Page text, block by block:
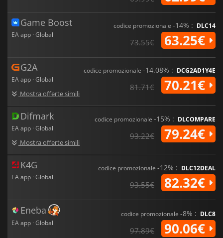
Game Boost
EA app · Global
codice promozionale -14% : DLC14
73.55€ 63.25€
G2A
EA app · Global
Mostra offerte simili
codice promozionale -14.08% : DCG2AD1Y4E
81.71€ 70.21€
Difmark
EA app · Global
Mostra offerte simili
codice promozionale -15% : DLCOMPARE
93.22€ 79.24€
K4G
EA app · Global
codice promozionale -12% : DLC12DEAL
93.55€ 82.32€
Eneba
EA app · Global
codice promozionale -8% : DLC8
97.89€ 90.06€